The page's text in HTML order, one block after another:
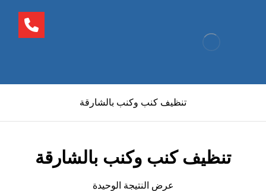
تنظيف كنب وكنب بالشارقة
تنظيف كنب وكنب بالشارقة
عرض النتيجة الوحيدة